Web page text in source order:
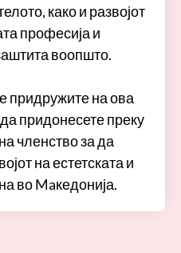
како и развојот
професија и
воопшто.
придружите на ова
придонесете преку
членство за да
на естетската и
во Maкедонија.